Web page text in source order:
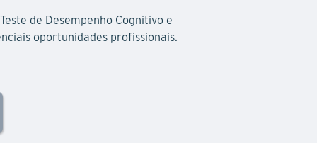
de Desempenho Cognitivo e
oportunidades profissionais.